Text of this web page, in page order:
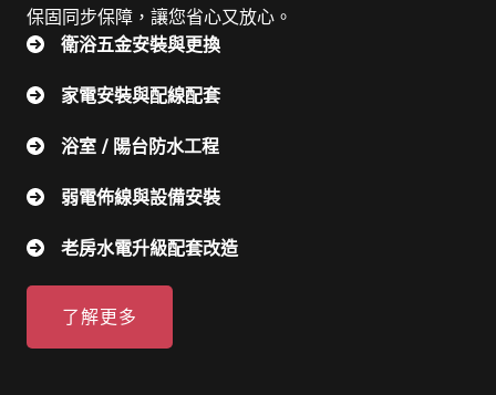
保固同步保障，讓您省心又放心。
衛浴五金安裝與更換
家電安裝與配線配套
浴室 / 陽台防水工程
弱電佈線與設備安裝
老房水電升級配套改造
了解更多